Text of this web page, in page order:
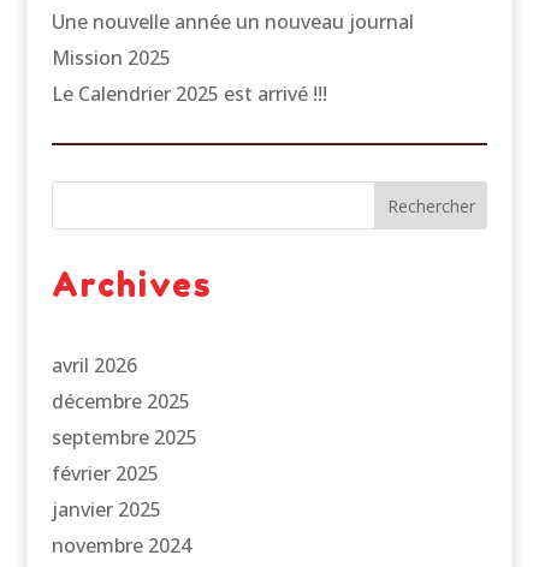
Une nouvelle année un nouveau journal
Mission 2025
Le Calendrier 2025 est arrivé !!!
Rechercher
Archives
avril 2026
décembre 2025
septembre 2025
février 2025
janvier 2025
novembre 2024